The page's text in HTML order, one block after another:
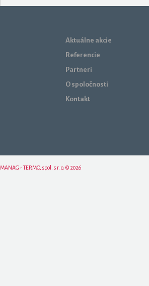
Aktuálne akcie
Referencie
Partneri
O spoločnosti
Kontakt
MANAG - TERMO, spol. s r. o. © 2026